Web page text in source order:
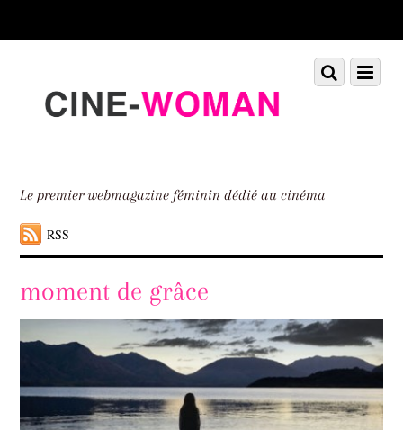
down
Le premier webmagazine féminin dédié au cinéma
RSS
Menu
Scroll
down
moment de grâce